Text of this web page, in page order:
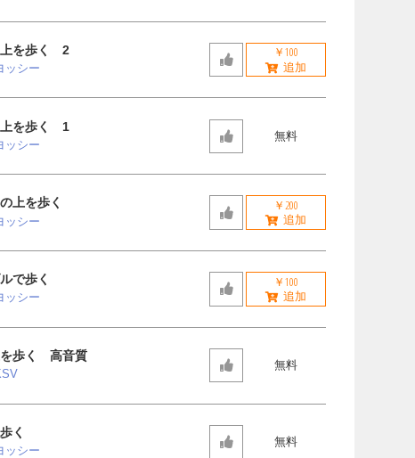
上を歩く 2
ッシー
￥100
上を歩く 1
ッシー
無料
上を歩く
ッシー
￥200
で歩く
ッシー
￥100
を歩く 高音質
無料
く
ッシー
無料